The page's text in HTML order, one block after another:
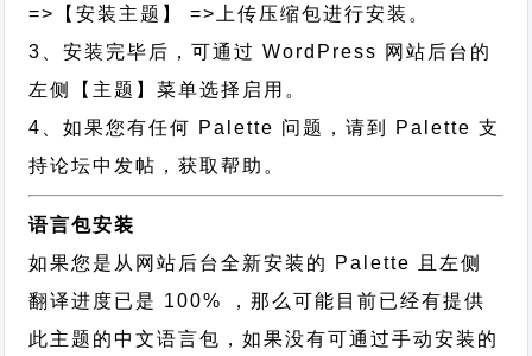
=>【安装主题】 =>上传压缩包进行安装。
3、安装完毕后，可通过 WordPress 网站后台的
左侧【主题】菜单选择启用。
4、如果您有任何 Palette 问题，请到 Palette 支
持论坛中发帖，获取帮助。
语言包安装
如果您是从网站后台全新安装的 Palette 且左侧
翻译进度已是 100% ，那么可能目前已经有提供
此主题的中文语言包，如果没有可通过手动安装的